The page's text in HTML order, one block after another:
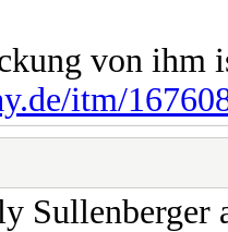
von ihm
itm/
Sullenberger